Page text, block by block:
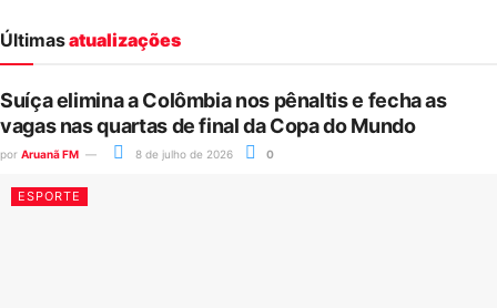
Últimasatualizações
Suíça elimina a Colômbia nos pênaltis e fecha as
vagas nas quartas de final da Copa do Mundo
por Aruanã FM 8 de julho de 2026 0
ESPORTE